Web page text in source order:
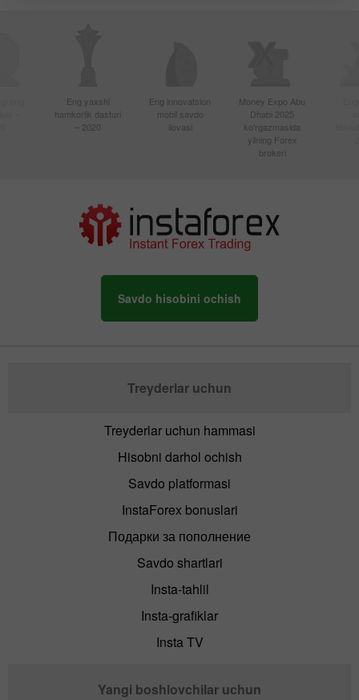
Eng yaxshi
hamkorlik dasturi
– 2020
Eng innovatsion
mobil savdo
ilovasi
Money Expo Abu
Dhabi 2025
ko'rgazmasida
yilning Forex
brokeri
Savdo hisobini ochish
Treyderlar uchun
Treyderlar uchun hammasi
Hisobni darhol ochish
Savdo platformasi
InstaForex bonuslari
Подарки за пополнение
Savdo shartlari
Insta-tahlil
Insta-grafiklar
Insta TV
Yangi boshlovchilar uchun